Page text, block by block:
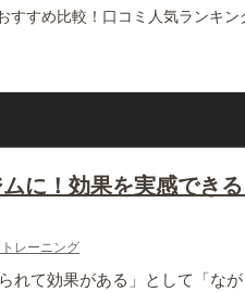
すめ比較！口コミ人気ランキン
に！効果を実感でき
レーニング
れて効果がある」として「な